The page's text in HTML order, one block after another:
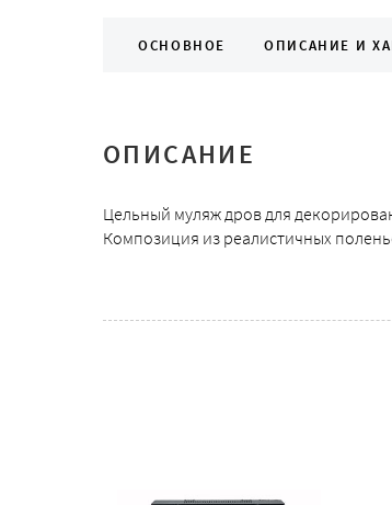
ОСНОВНОЕ ОПИСАНИЕ И
ОПИСАНИЕ
Цельный муляж дров для
Композиция из реалистичных